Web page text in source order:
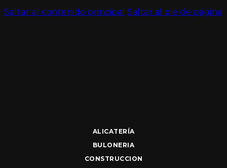
Saltar al contenido principal Saltar al pie de página
ALICATERÍA
BULONERIA
CONSTRUCCION